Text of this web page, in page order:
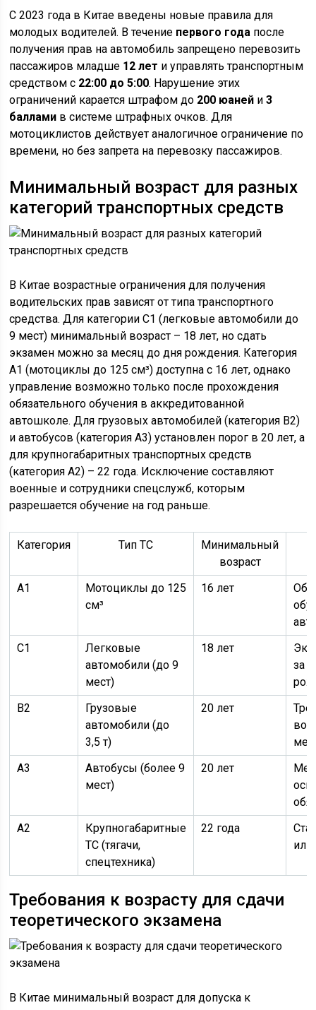
С 2023 года в Китае введены новые правила для
молодых водителей. В течение первого года после
получения прав на автомобиль запрещено перевозить
пассажиров младше 12 лет и управлять транспортным
средством с 22:00 до 5:00. Нарушение этих
ограничений карается штрафом до 200 юаней и3
баллами в системе штрафных очков. Для
мотоциклистов действует аналогичное ограничение по
времени, но без запрета на перевозку пассажиров.
Минимальный возраст для разных
категорий транспортных средств
В Китае возрастные ограничения для получения
водительских прав зависят от типа транспортного
средства. Для категории C1 (легковые автомобили до
9 мест) минимальный возраст – 18 лет, но сдать
экзамен можно за месяц до дня рождения. Категория
A1 (мотоциклы до 125 см³) доступна с 16 лет, однако
управление возможно только после прохождения
обязательного обучения в аккредитованной
автошколе. Для грузовых автомобилей (категория B2)
и автобусов (категория A3) установлен порог в 20 лет, а
для крупногабаритных транспортных средств
(категория A2) – 22 года. Исключение составляют
военные и сотрудники спецслужб, которым
разрешается обучение на год раньше.
Категория Тип ТС
Минимальный
возраст
A1
Мотоциклы до 125
см³
16 лет
C1
Легковые
автомобили (до 9
мест)
18 лет
за
B2
Грузовые
автомобили (до
3,5 т)
20 лет
A3
Автобусы (более 9
мест)
20 лет
A2
Крупногабаритные
ТС (тягачи,
спецтехника)
22 года
или
Требования к возрасту для сдачи
теоретического экзамена
В Китае минимальный возраст для допуска к